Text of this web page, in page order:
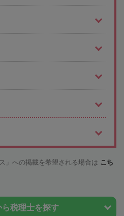
」への掲載を希望される場合は こち
税理士を探す